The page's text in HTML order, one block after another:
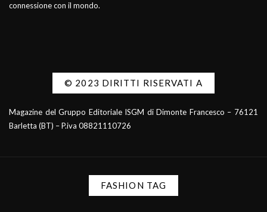
connessione con il mondo.
© 2023 DIRITTI RISERVATI A
Magazine del Gruppo Editoriale ISGM di Dimonte Francesco – 76121
Barletta (BT) – P.iva 08821110726
FASHION TAG